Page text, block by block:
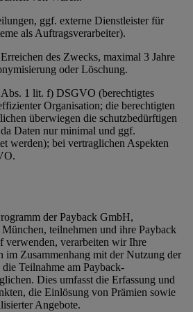
ggf. externe Dienstleister für
als Auftragsverarbeiter).
des Zwecks, maximal 3 Jahre
oder Löschung.
1 lit. f) DSGVO (berechtigtes
Organisation; die berechtigten
überwiegen die schutzbedürftigen
Daten nur minimal und ggf.
werden); bei vertraglichen Aspekten
der Payback GmbH,
teilnehmen und ihre Payback
verwenden, verarbeiten wir Ihre
im Zusammenhang mit der Nutzung der
Teilnahme am Payback-
Dies umfasst die Erfassung und
die Einlösung von Prämien sowie
Angebote.